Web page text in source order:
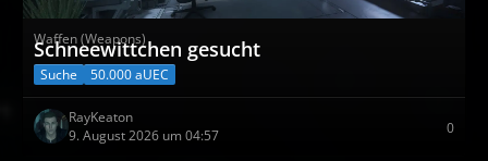
Waffen (Weapons)
Schneewittchen gesucht
Suche 50.000 aUEC
RayKeaton
9. August 2026 um 04:57
0